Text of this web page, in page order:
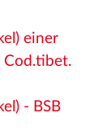
einer
Cod.tibet.
- BSB